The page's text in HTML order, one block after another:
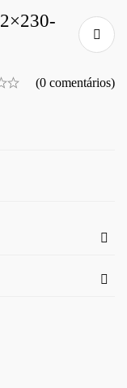
(0 comentários)